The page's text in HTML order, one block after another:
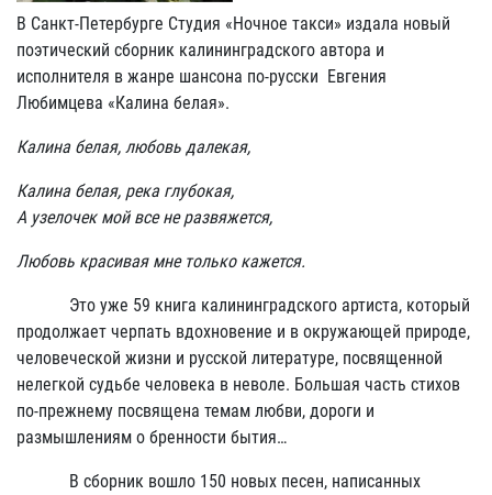
В Санкт-Петербурге Студия «Ночное такси» издала новый
поэтический сборник калининградского автора и
исполнителя в жанре шансона по-русски Евгения
Любимцева «Калина белая».
Калина белая, любовь далекая,
Калина белая, река глубокая,
А узелочек мой все не развяжется,
Любовь красивая мне только кажется.
Это уже 59 книга калининградского артиста, который
продолжает черпать вдохновение и в окружающей природе,
человеческой жизни и русской литературе, посвященной
нелегкой судьбе человека в неволе. Большая часть стихов
по-прежнему посвящена темам любви, дороги и
размышлениям о бренности бытия…
В сборник вошло 150 новых песен, написанных